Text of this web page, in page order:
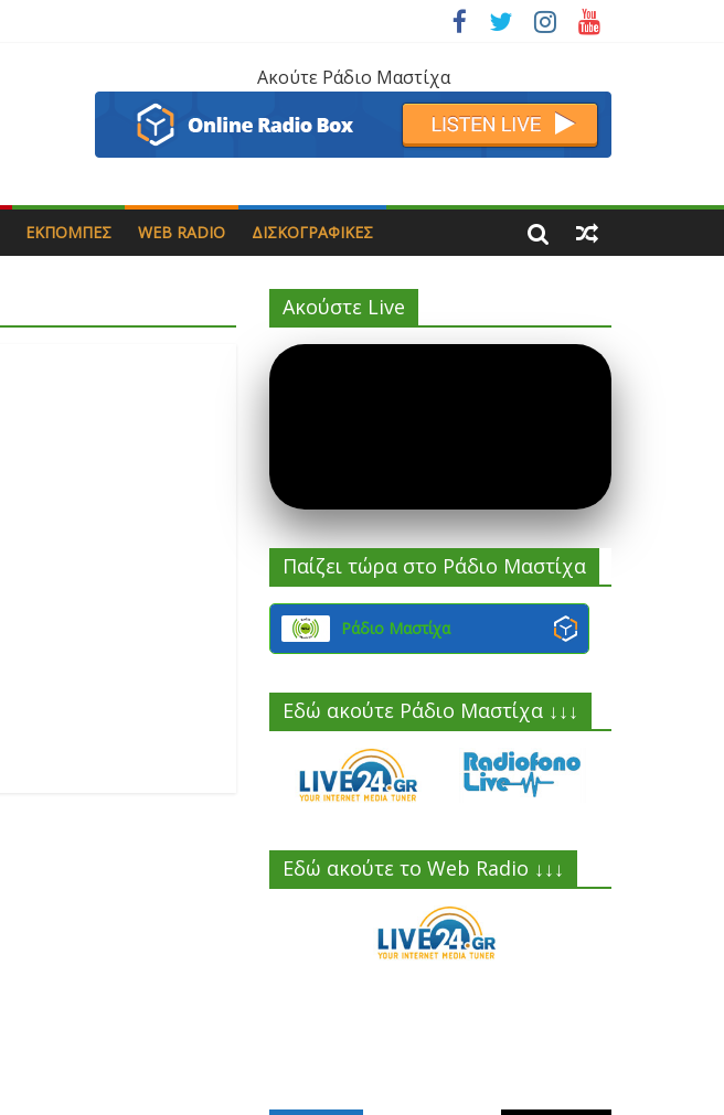
Ακούτε Ράδιο Μαστίχα
ΕΚΠΟΜΠΈΣ WEB RADIO ΔΙΣΚΟΓΡΑΦΙΚΈΣ
Ακούστε Live
Παίζει τώρα στο Ράδιο Μαστίχα
Ράδιο Μαστίχα
Εδώ ακούτε Ράδιο Μαστίχα ↓↓↓
Εδώ ακούτε το Web Radio ↓↓↓